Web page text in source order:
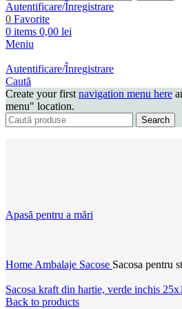
Autentificare/Înregistrare
0 Favorite
0 items 0,00 lei
Meniu
Autentificare/Înregistrare
Caută
Create your first navigation menu here
menu" location.
Search
Apasă pentru a mări
Home Ambalaje Sacose Sacosa pentru
Sacosa kraft din hartie, verde inchis
Back to products